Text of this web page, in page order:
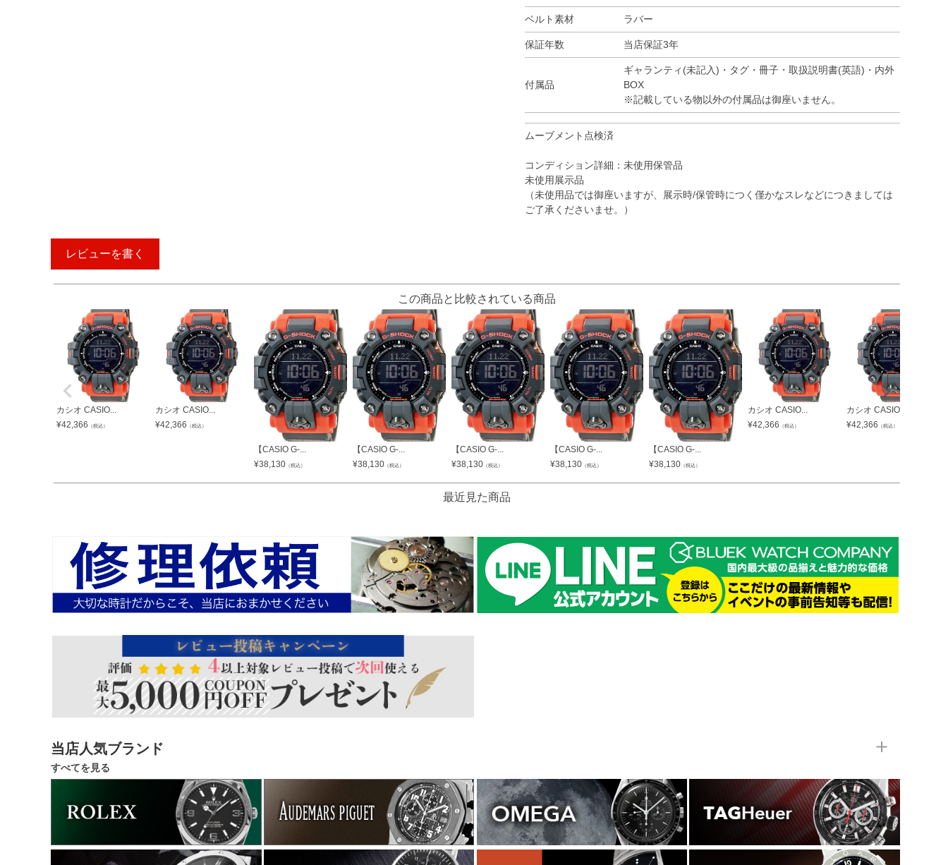
ベルト素材 ラバー
保証年数 当店保証3年
付属品
ギャランティ(未記入)・タグ・冊子・取扱説明書(英語)・内外
BOX
※記載している物以外の付属品は御座いません。
ムーブメント点検済
コンディション詳細：未使用保管品
未使用展示品
（未使用品では御座いますが、展示時/保管時につく僅かなスレなどにつきましては
ご了承くださいませ。）
レビューを書く
この商品と比較されている商品
カシオ CASIO...
¥42,366 （税込）
カシオ CASIO...
¥42,366 （税込）
【CASIO G-...
¥38,130 （税込）
【CASIO G-...
¥38,130 （税込）
【CASIO G-...
¥38,130 （税込）
【CASIO G-...
¥38,130 （税込）
【CASIO G-...
¥38,130 （税込）
カシオ CASIO...
¥42,366 （税込）
カシオ CASIO...
¥42,366 （税込）
最近見た商品
当店人気ブランド
すべてを見る